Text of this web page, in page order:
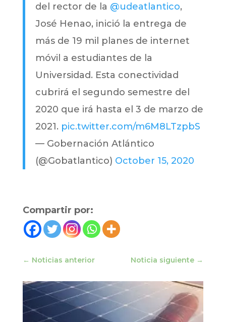
del rector de la @udeatlantico,
José Henao, inició la entrega de
más de 19 mil planes de internet
móvil a estudiantes de la
Universidad. Esta conectividad
cubrirá el segundo semestre del
2020 que irá hasta el 3 de marzo de
2021. pic.twitter.com/m6M8LTzpbS
— Gobernación Atlántico
(@Gobatlantico) October 15, 2020
Compartir por:
← Noticias anterior Noticia siguiente →